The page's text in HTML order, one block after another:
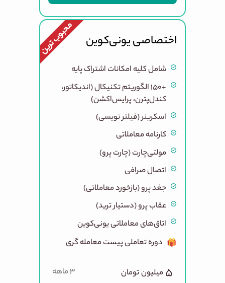
محبوب ترین اختصاصی یونی‌کوین
شامل کلیه امکانات اشتراک پایه
+۱۵۰ الگوریتم تکنیکال (اندیکاتور،
کندل‌پترن، پرایس‌اکشن)
اسکرینر (فیلتر نویسی)
کارنامه معاملاتی
مولتی‌چارت (چارت پرو)
اتصال صرافی
جغد پرو (بازخورد معاملاتی)
عقاب پرو (دستیار ترید)
اتاق‌های معاملاتی یونی‌کوین
دوره تعاملی پیست معامله گری
۵ میلیونتومان ۳ ماهه